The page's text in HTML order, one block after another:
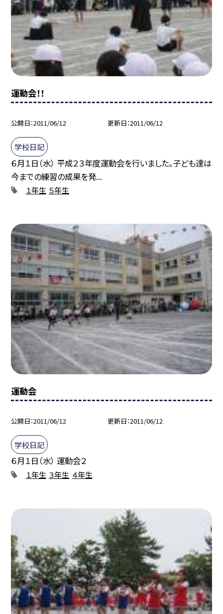
運動会！！
公開日 2011/06/12 更新日 2011/06/12
学校日記
６月１日（水） 平成２３年度運動会を行いました。子ども達は
今までの練習の成果を発...
１年生 ５年生
運動会
公開日 2011/06/12 更新日 2011/06/12
学校日記
６月１日（水） 運動会２
１年生 ３年生 ４年生